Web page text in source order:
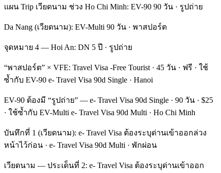
แผน Trip เวียดนาม ช่วง Ho Chi Minh: EV-90 90 วัน · รูปถ่าย
Da Nang (เวียดนาม): EV-Multi 90 วัน · พาสปอร์ต
จุดหมาย 4 — Hoi An: DN 5 ปี · รูปถ่าย
“พาสปอร์ต” × VFE: Travel Visa -Free Tourist · 45 วัน · ฟรี · ใช้
ซ้ำกับ EV-90 e- Travel Visa 90d Single · Hanoi
EV-90 ต้องมี “รูปถ่าย” — e- Travel Visa 90d Single · 90 วัน · $25
· ใช้ซ้ำกับ EV-Multi e- Travel Visa 90d Multi · Ho Chi Minh
บันทึกที่ 1 (เวียดนาม): e- Travel Visa ต้องระบุด่านเข้าออกล่วง
หน้าไว้ก่อน · e- Travel Visa 90d Multi · พักผ่อน
เวียดนาม — ประเด็นที่ 2: e- Travel Visa ต้องระบุด่านเข้าออก